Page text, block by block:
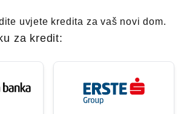
uvjete kredita za vaš novi dom.
za kredit: